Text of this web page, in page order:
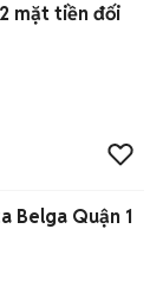
mặt tiền đối
Belga Quận 1